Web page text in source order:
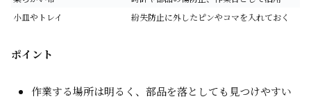
小皿やトレイ
紛失防止に外したピンやコマを入れておく
ポイント
作業する場所は明るく、部品を落としても見つけやすい